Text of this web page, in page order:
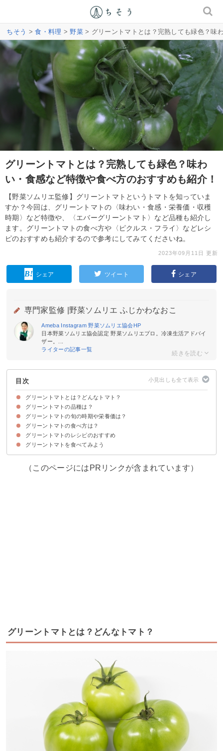
ちそう >食・料理 >野菜> グリーントマトとは？完熟しても緑色？味
グリーントマトとは？完熟しても緑色？味わ
い・食感など特徴や食べ方のおすすめも紹介！
【野菜ソムリエ監修】グリーントマトというトマトを知っていま
すか？今回は、グリーントマトの〈味わい・食感・栄養価・収穫
時期〉など特徴や、〈エバーグリーントマト〉など品種も紹介し
ます。グリーントマトの食べ方や〈ピクルス・フライ〉などレシ
ピのおすすめも紹介するので参考にしてみてくださいね。
2023年09月11日 更新
シェア ツイート シェア
専門家監修 | 野菜ソムリエ ふじかわなおこ
Ameba Instagram 野菜ソムリエ協会HP
日本野菜ソムリエ協会認定 野菜ソムリエプロ。冷凍生活アドバイ
ザー。...
ライターの記事一覧
目次
グリーントマトとは？どんなトマト？
グリーントマトの名前の由来
グリーントマトの味わい・食感
グリーントマトの品種は？
①エバーグリーントマト
②グリーンゼブラ
③カプリエメラルド
④ミドリちゃん
⑤グリーンチェリー
グリーントマトの旬の時期や栄養価は？
グリーントマトの旬・収穫時期
グリーントマトの栄養価・効能
グリーントマトの食べ方は？
①サラダなど生食
②ピクルスなど漬物
③加熱調理もおすすめ
グリーントマトのレシピのおすすめ
①フライドグリーントマト
②グリーントマトのピクルス
③グリーントマトのチーズ焼き
グリーントマトを食べてみよう
（このページにはPRリンクが含まれています）
グリーントマトとは？どんなトマト？